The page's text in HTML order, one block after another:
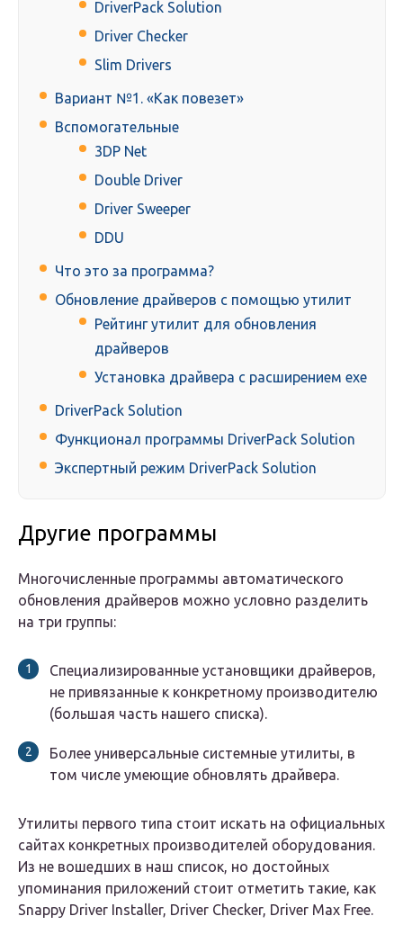
DriverPack Solution
Driver Checker
Slim Drivers
Вариант №1. «Как повезет»
Вспомогательные
3DP Net
Double Driver
Driver Sweeper
DDU
Что это за программа?
Обновление драйверов с помощью утилит
Рейтинг утилит для обновления
драйверов
Установка драйвера с расширением exe
DriverPack Solution
Функционал программы DriverPack Solution
Экспертный режим DriverPack Solution
Другие программы
Многочисленные программы автоматического
обновления драйверов можно условно разделить
на три группы:
Специализированные установщики драйверов,
не привязанные к конкретному производителю
(большая часть нашего списка).
Более универсальные системные утилиты, в
том числе умеющие обновлять драйвера.
Утилиты первого типа стоит искать на официальных
сайтах конкретных производителей оборудования.
Из не вошедших в наш список, но достойных
упоминания приложений стоит отметить такие, как
Snappy Driver Installer, Driver Checker, Driver Max Free.